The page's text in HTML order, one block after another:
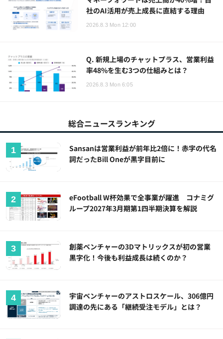
社のAI活用が売上成長に直結する理由
2026.8.3 Mon 12:00
Q. 新規上場のチャットプラス、営業利益
率48%を生む3つの仕組みとは？
2026.8.3 Mon 6:05
総合ニュースランキング
Sansanは営業利益が前年比2倍に！赤字の代名
詞だったBill Oneが黒字目前に
eFootball W杯効果で全事業が躍進 コナミグ
ループ2027年3月期第1四半期決算を解説
創薬ベンチャーの3Dマトリックスが初の営業
黒字化！今後も利益成長は続くのか？
宇宙ベンチャーのアストロスケール、306億円
調達の先にある「継続受注モデル」とは？